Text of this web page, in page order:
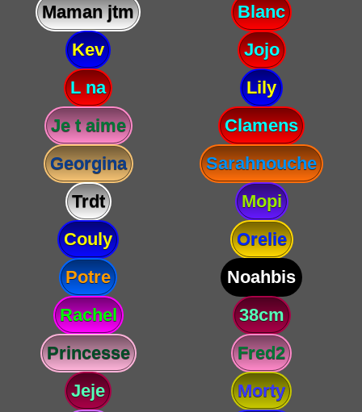
Maman jtm
Blanc
Kev
Jojo
L na
Lily
Je t aime
Clamens
Georgina
Sarahnouche
Trdt
Mopi
Couly
Orelie
Potre
Noahbis
Rachel
38cm
Princesse
Fred2
Jeje
Morty